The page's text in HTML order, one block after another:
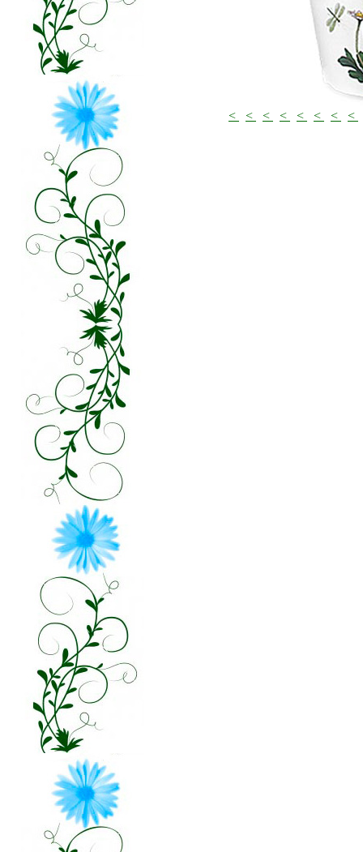
< < < < < < < <